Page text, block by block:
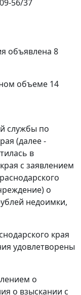
56/37
объявлена 8
объеме 14
службы по
(далее -
в
с заявлением
о
недоимки,
края
удовлетворены
о
о взыскании с